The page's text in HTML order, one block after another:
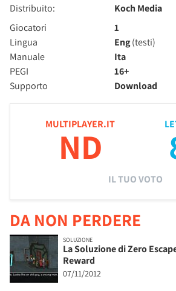
Distribuito:
Koch Media
Giocatori
1
Lingua
Eng(testi)
Manuale
Ita
PEGI
16+
Supporto
Download
MULTIPLAYER.IT
ND
IL TUO VOTO
DA NON PERDERE
SOLUZIONE
La Soluzione di Zero
Reward
07/11/2012